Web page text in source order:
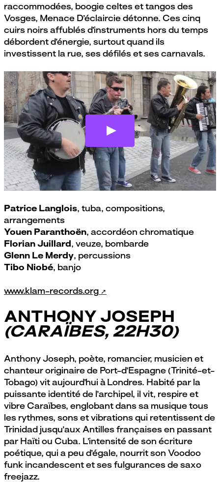
raccommodées, boogie celtes et tangos des
Vosges, Menace D’éclaircie détonne. Ces cinq
cuirs noirs affublés d’instruments hors du temps
débordent d’énergie, surtout quand ils
investissent la rue, ses défilés et ses carnavals.
Patrice Langlois, tuba, compositions,
arrangements
Youen Paranthoën, accordéon chromatique
Florian Juillard, veuze, bombarde
Glenn Le Merdy, percussions
Tibo Niobé, banjo
www.klam-records.org
ANTHONY JOSEPH
(CARAÏBES, 22H30)
Anthony Joseph, poète, romancier, musicien et
chanteur originaire de Port-d’Espagne (Trinité-et-
Tobago) vit aujourd’hui à Londres. Habité par la
puissante identité de l’archipel, il vit, respire et
vibre Caraïbes, englobant dans sa musique tous
les rythmes, sons et vibrations qui retentissent de
Trinidad jusqu’aux Antilles françaises en passant
par Haïti ou Cuba. L’intensité de son écriture
poétique, qui a peu d’égale, nourrit son Voodoo
funk incandescent et ses fulgurances de saxo
freejazz.